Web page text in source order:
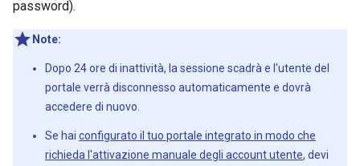
password).
Note:
Dopo 24 ore di inattività, la sessione scadrà e l'utente del
portale verrà disconnesso automaticamente e dovrà
accedere di nuovo.
Se hai configurato il tuo portale integrato in modo che
richieda l'attivazione manuale degli account utente, devi